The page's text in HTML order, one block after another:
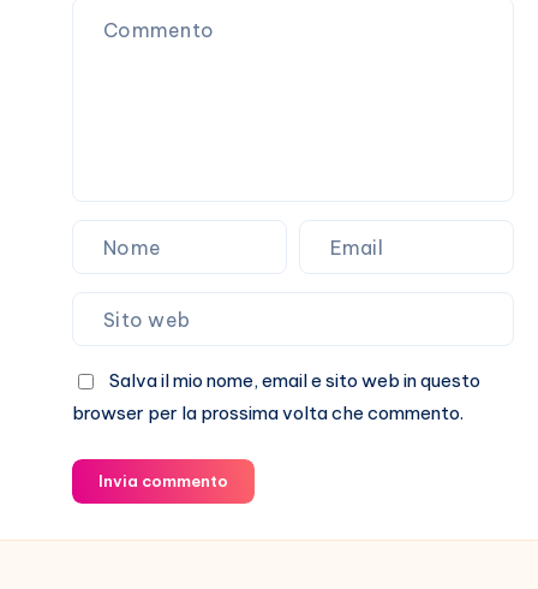
Salva il mio nome, email e sito web in questo
browser per la prossima volta che commento.
Invia commento